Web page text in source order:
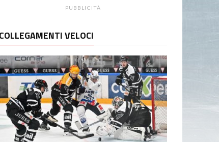
PUBBLICITÀ
COLLEGAMENTI VELOCI